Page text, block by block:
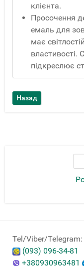
клієнта.
Просочення
емаль для
має
властивості.
підкреслює
Tel/Viber/Telegram:
(093) 096-34-81
+380930963481